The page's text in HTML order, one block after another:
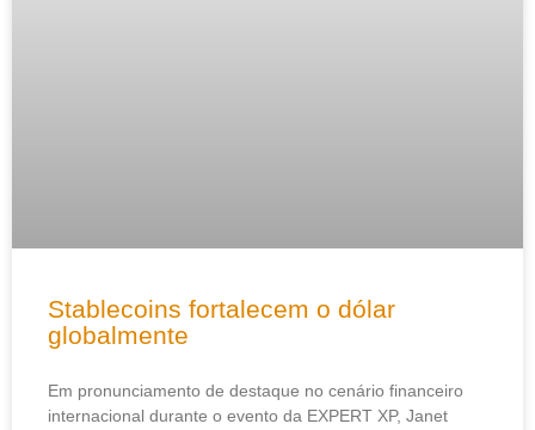
Stablecoins fortalecem o dólar
globalmente
Em pronunciamento de destaque no cenário financeiro
internacional durante o evento da EXPERT XP, Janet